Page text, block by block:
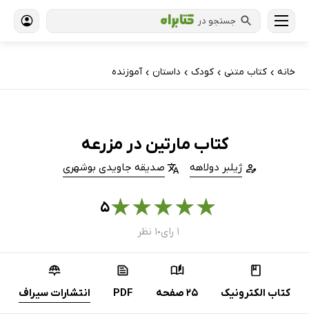
جستجو در
خانه › کتاب‌ متنی › کودک › داستان › آموزنده
کتاب مارتین در مزرعه
ژیلبر دولاهه صدیقه جاویدی بوشهری
★
★
★
★
★۵
۱ رای ● ۱ نظر
کتاب الکترونیک 25 صفحه PDF انتشارات سیراف